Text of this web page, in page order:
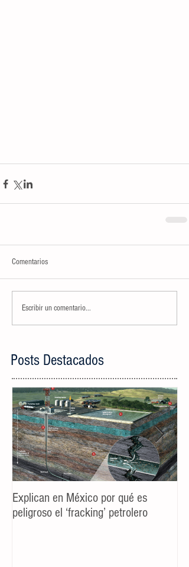
Comentarios
Escribir un comentario...
Posts Destacados
Explican en México por qué es
peligroso el ‘fracking’ petrolero